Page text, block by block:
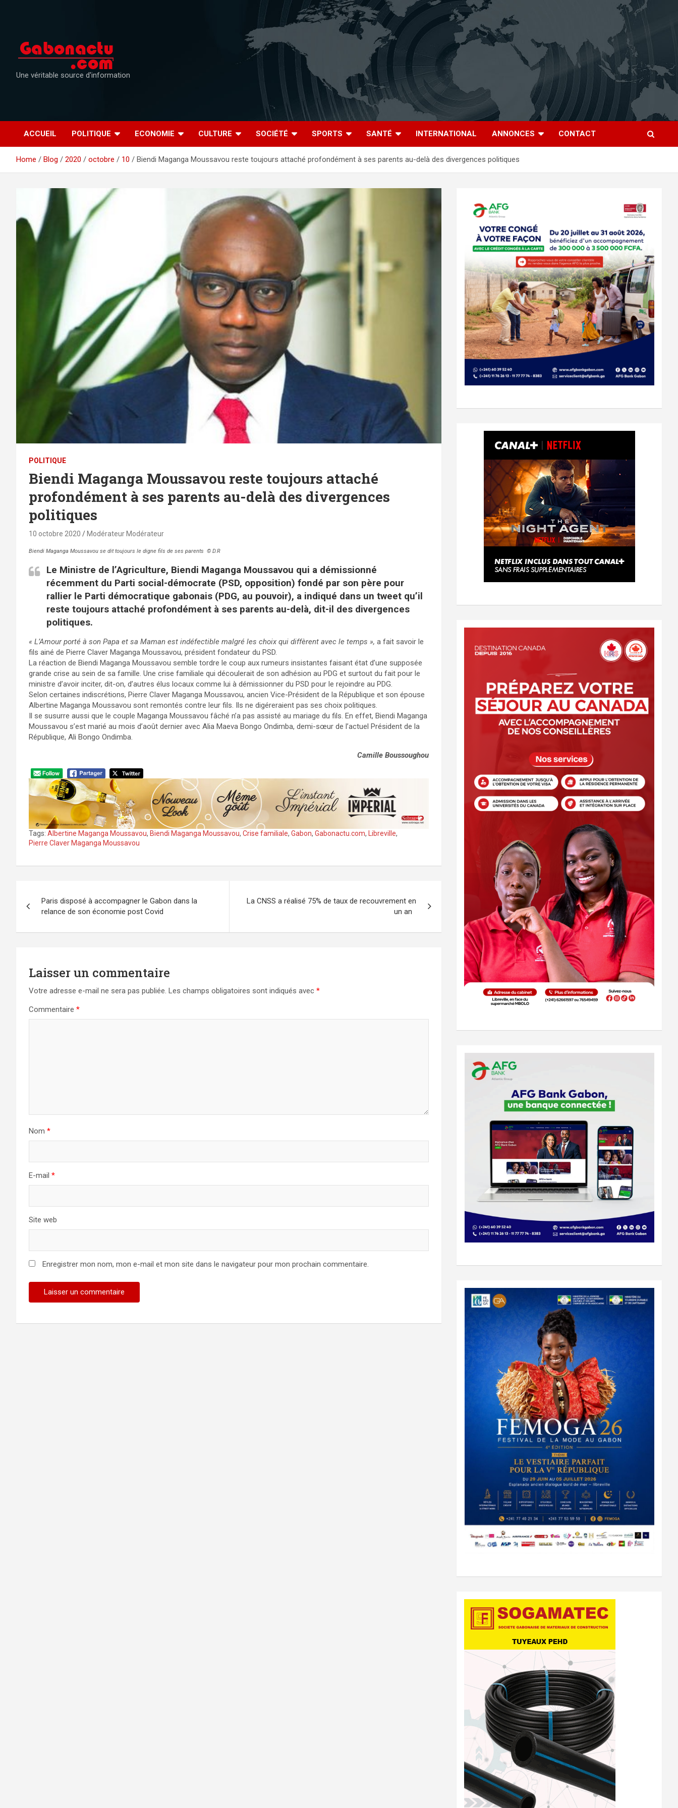
Une véritable source d'information
ACCUEIL POLITIQUE ECONOMIE CULTURE SOCIÉTÉ SPORTS SANTÉ INTERNATIONAL ANNONCES CONTACT
Home Blog 2020 octobre 10 Biendi Maganga Moussavou reste toujours attaché profondément à ses parents au-delà des divergences politiques
POLITIQUE
Biendi Maganga Moussavou reste toujours attaché
profondément à ses parents au-delà des divergences
politiques
10 octobre 2020 Modérateur Modérateur
Biendi Maganga Moussavou se dit toujours le digne fils de ses parents © D.R
Le Ministre de l’Agriculture, Biendi Maganga Moussavou qui a démissionné
récemment du Parti social-démocrate (PSD, opposition) fondé par son père pour
rallier le Parti démocratique gabonais (PDG, au pouvoir), a indiqué dans un tweet qu’il
reste toujours attaché profondément à ses parents au-delà, dit-il des divergences
politiques.
« L’Amour porté à son Papa et sa Maman est indéfectible malgré les choix qui diffèrent avec le temps », a fait savoir le
fils ainé de Pierre Claver Maganga Moussavou, président fondateur du PSD.
La réaction de Biendi Maganga Moussavou semble tordre le coup aux rumeurs insistantes faisant état d’une supposée
grande crise au sein de sa famille. Une crise familiale qui découlerait de son adhésion au PDG et surtout du fait pour le
ministre d’avoir inciter, dit-on, d’autres élus locaux comme lui à démissionner du PSD pour le rejoindre au PDG.
Selon certaines indiscrétions, Pierre Claver Maganga Moussavou, ancien Vice-Président de la République et son épouse
Albertine Maganga Moussavou sont remontés contre leur fils. Ils ne digéreraient pas ses choix politiques.
Il se susurre aussi que le couple Maganga Moussavou fâché n’a pas assisté au mariage du fils. En effet, Biendi Maganga
Moussavou s’est marié au mois d’août dernier avec Alia Maeva Bongo Ondimba, demi-sœur de l’actuel Président de la
République, Ali Bongo Ondimba.
Camille Boussoughou
Tags: Albertine Maganga Moussavou, Biendi Maganga Moussavou, Crise familiale, Gabon, Gabonactu.com, Libreville,
Pierre Claver Maganga Moussavou
de
l’article
Paris disposé à accompagner le Gabon dans la
relance de son économie post Covid
La CNSS a réalisé 75% de taux de recouvrement en
un an
Laisser un commentaire
Votre adresse e-mail ne sera pas publiée. Les champs obligatoires sont indiqués avec *
Commentaire *
Nom *
E-mail *
Site web
Enregistrer mon nom, mon e-mail et mon site dans le navigateur pour mon prochain commentaire.